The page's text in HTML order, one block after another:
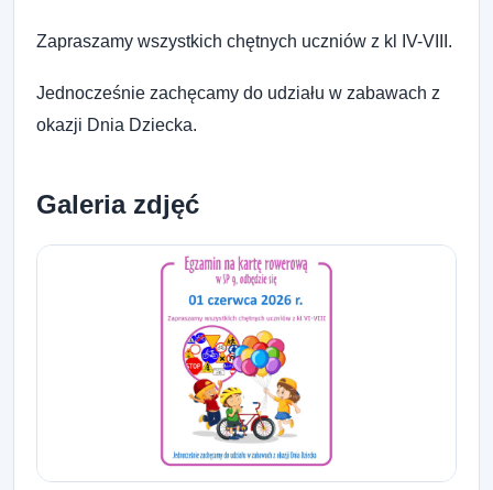
Zapraszamy wszystkich chętnych uczniów z kl IV-VIII.
Jednocześnie zachęcamy do udziału w zabawach z
okazji Dnia Dziecka.
Galeria zdjęć